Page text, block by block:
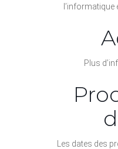
l’informatique
Plus
Les dates des